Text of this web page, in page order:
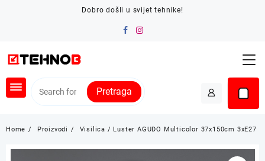
Dobro došli u svijet tehnike!
Pretraga
Home Proizvodi Visilica / Luster AGUDO Multicolor 37x150cm 3xE27